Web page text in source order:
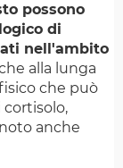
possono
di
nell'ambito
alla lunga
che può
anche